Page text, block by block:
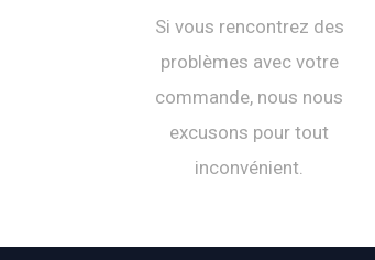
Si vous rencontrez des
problèmes avec votre
commande, nous nous
excusons pour tout
inconvénient.